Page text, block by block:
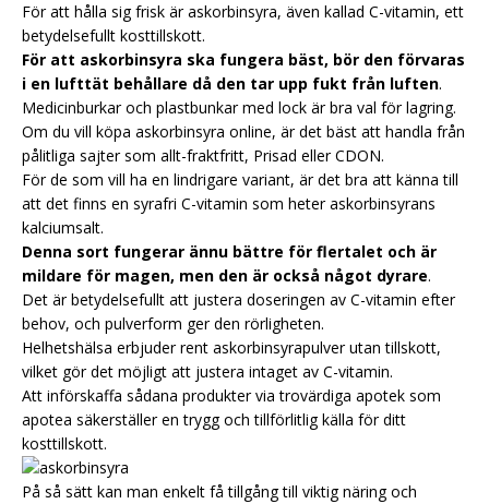
För att hålla sig frisk är askorbinsyra, även kallad C-vitamin, ett
betydelsefullt kosttillskott.
För att askorbinsyra ska fungera bäst, bör den förvaras
i en lufttät behållare då den tar upp fukt från luften.
Medicinburkar och plastbunkar med lock är bra val för lagring.
Om du vill köpa askorbinsyra online, är det bäst att handla från
pålitliga sajter som allt-fraktfritt, Prisad eller CDON.
För de som vill ha en lindrigare variant, är det bra att känna till
att det finns en syrafri C-vitamin som heter askorbinsyrans
kalciumsalt.
Denna sort fungerar ännu bättre för flertalet och är
mildare för magen, men den är också något dyrare.
Det är betydelsefullt att justera doseringen av C-vitamin efter
behov, och pulverform ger den rörligheten.
Helhetshälsa erbjuder rent askorbinsyrapulver utan tillskott,
vilket gör det möjligt att justera intaget av C-vitamin.
Att införskaffa sådana produkter via trovärdiga apotek som
apotea säkerställer en trygg och tillförlitlig källa för ditt
kosttillskott.
På så sätt kan man enkelt få tillgång till viktig näring och